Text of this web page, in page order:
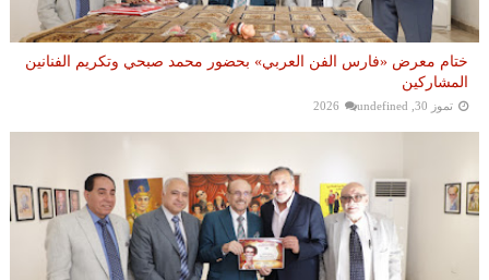
ختام معرض «فارس الفن العربي» بحضور محمد صبحي وتكريم الفنانين
المشاركين
تموز 30, 2026 undefined